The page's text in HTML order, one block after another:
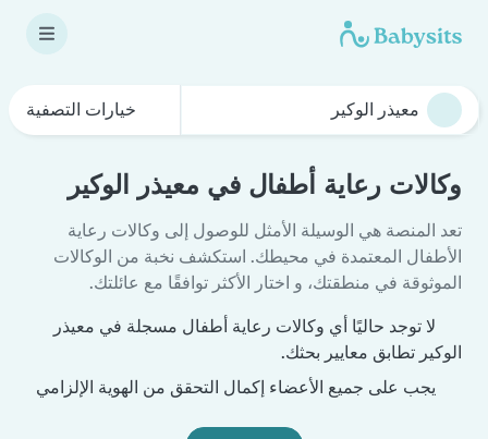
خيارات التصفية
وكالات رعاية أطفال في معيذر الوكير
تعد المنصة هي الوسيلة الأمثل للوصول إلى وكالات رعاية
الأطفال المعتمدة في محيطك. استكشف نخبة من الوكالات
الموثوقة في منطقتك، و اختار الأكثر توافقًا مع عائلتك.
لا توجد حاليًا أي وكالات رعاية أطفال مسجلة في معيذر
الوكير تطابق معايير بحثك.
يجب على جميع الأعضاء إكمال التحقق من الهوية الإلزامي